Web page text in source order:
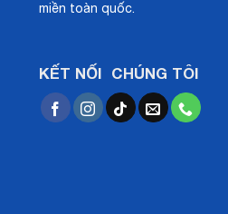
miền toàn quốc.
KẾT NỐI CHÚNG TÔI